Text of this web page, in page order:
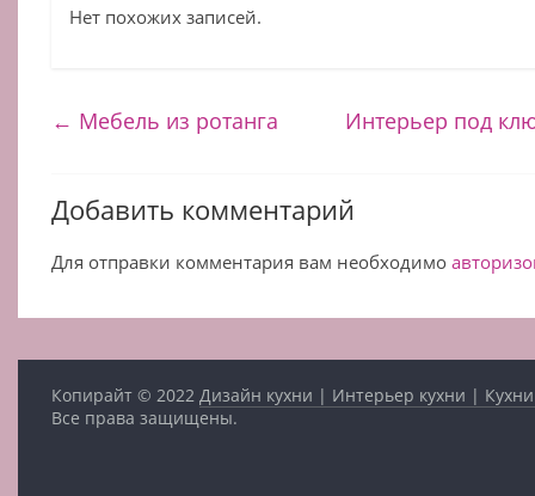
Нет похожих записей.
← Мебель из ротанга Интерьер под
Добавить комментарий
Для отправки комментария вам необходимо
Копирайт © 2022Дизайн кухни | Интерьер кухни |
Все права защищены.